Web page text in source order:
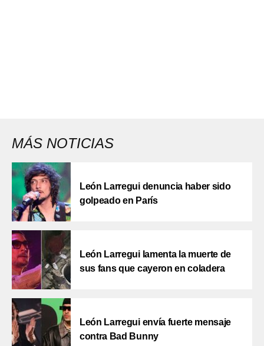
MÁS NOTICIAS
León Larregui denuncia haber sido
golpeado en París
León Larregui lamenta la muerte de
sus fans que cayeron en coladera
León Larregui envía fuerte mensaje
contra Bad Bunny